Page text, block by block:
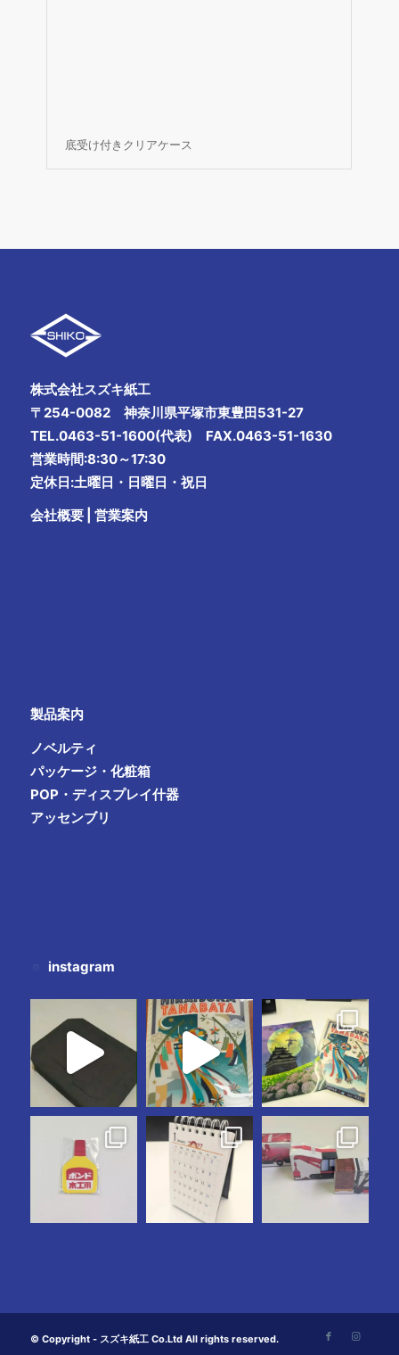
底受け付きクリアケース
株式会社スズキ紙工
〒254-0082 神奈川県平塚市東豊田531-27
TEL.0463-51-1600(代表) FAX.0463-51-1630
営業時間:8:30～17:30
定休日:土曜日・日曜日・祝日
会社概要| 営業案内
製品案内
ノベルティ
パッケージ・化粧箱
POP・ディスプレイ什器
アッセンブリ
instagram
© Copyright - スズキ紙工 Co.Ltd All rights reserved.